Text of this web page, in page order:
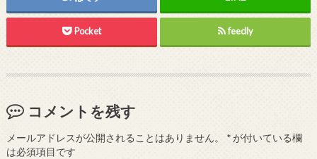
Pocket feedly
コメントを残す
メールアドレスが公開されることはありません。 *が付いている欄
は必須項目です